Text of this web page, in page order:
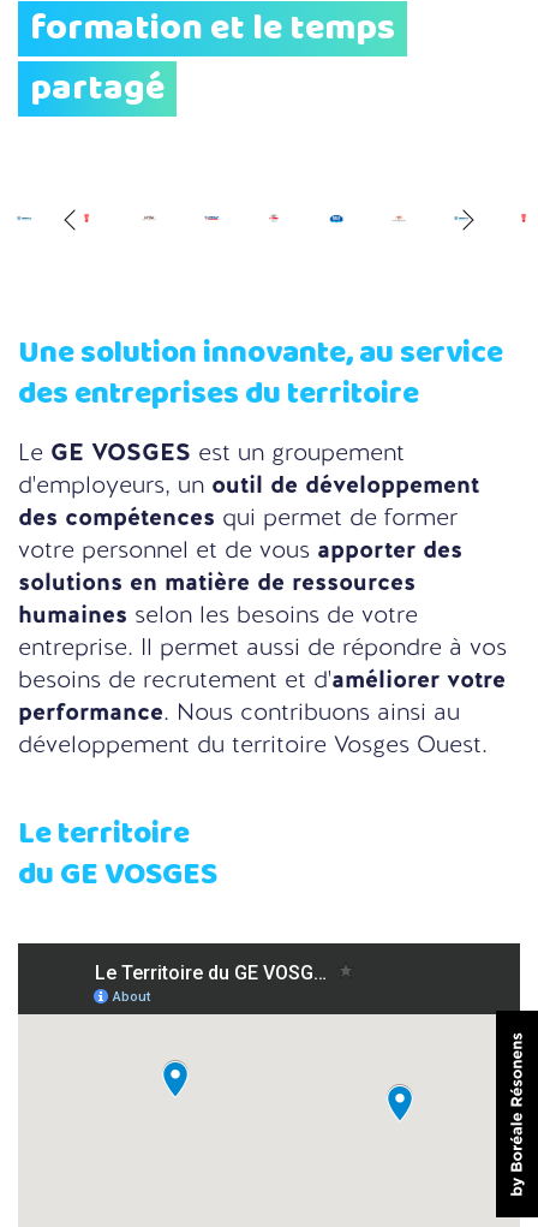
formation et le temps
partagé
Une solution innovante, au service
des entreprises du territoire
Le GE VOSGES est un groupement
d'employeurs, un outil de développement
des compétences qui permet de former
votre personnel et de vous apporter des
solutions en matière de ressources
humaines selon les besoins de votre
entreprise. Il permet aussi de répondre à vos
besoins de recrutement et d'améliorer votre
performance. Nous contribuons ainsi au
développement du territoire Vosges Ouest.
Le territoire
du GE VOSGES